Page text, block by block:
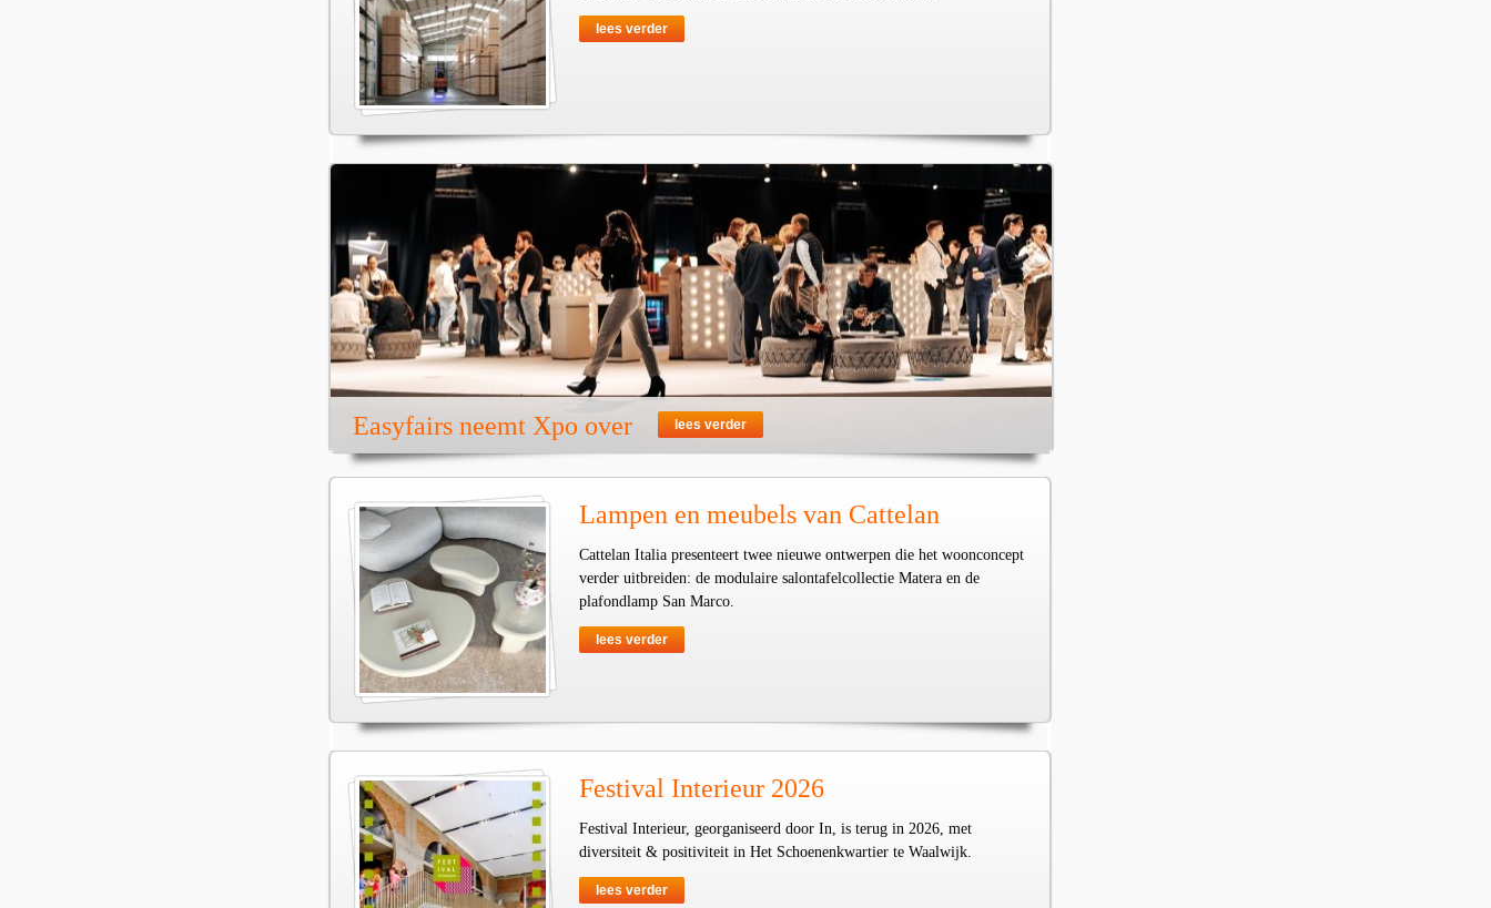
lees verder
Easyfairs neemt Xpo over lees verder
Lampen en meubels van Cattelan
Cattelan Italia presenteert twee nieuwe ontwerpen die het woonconcept
verder uitbreiden: de modulaire salontafelcollectie Matera en de
plafondlamp San Marco.
lees verder
Festival Interieur 2026
Festival Interieur, georganiseerd door In, is terug in 2026, met
diversiteit & positiviteit in Het Schoenenkwartier te Waalwijk.
lees verder